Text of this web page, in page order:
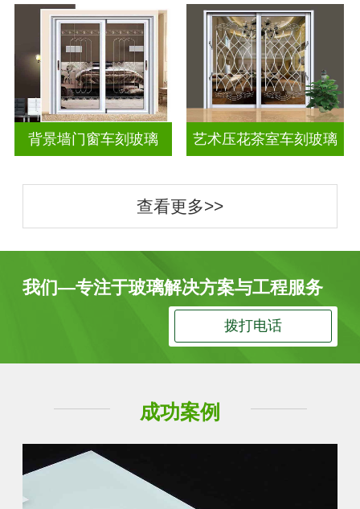
背景墙门窗车刻玻璃 艺术压花茶室车刻玻璃
查看更多>>
我们—专注于玻璃解决方案与工程服务
拨打电话
成功案例